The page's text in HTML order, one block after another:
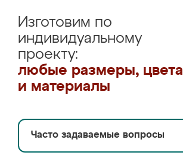
Изготовим по
индивидуальному
проекту:
любые размеры, цвета
и материалы
Часто задаваемые вопросы